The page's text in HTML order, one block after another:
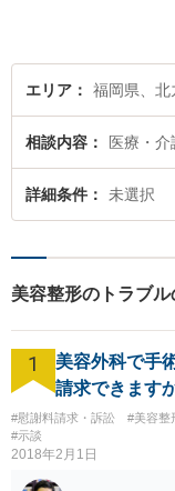
エリア 福岡県、北
相談内容 医療・
詳細条件 未選択
美容整形のトラブ
1
美容外科で手
請求できます
#慰謝料請求・訴訟 #美容整
#示談
2018年2月1日